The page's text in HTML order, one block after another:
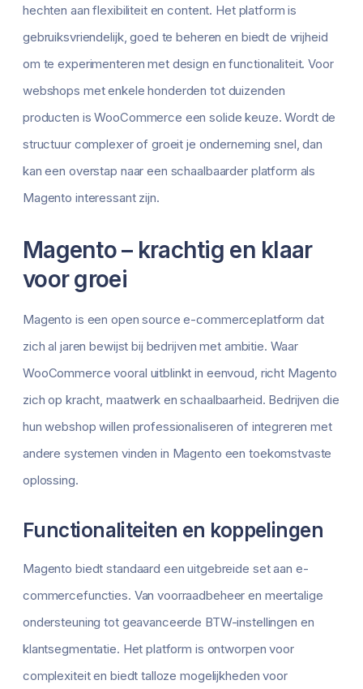
hechten aan flexibiliteit en content. Het platform is
gebruiksvriendelijk, goed te beheren en biedt de vrijheid
om te experimenteren met design en functionaliteit. Voor
webshops met enkele honderden tot duizenden
producten is WooCommerce een solide keuze. Wordt de
structuur complexer of groeit je onderneming snel, dan
kan een overstap naar een schaalbaarder platform als
Magento interessant zijn.
Magento – krachtig en klaar
voor groei
Magento is een open source e-commerceplatform dat
zich al jaren bewijst bij bedrijven met ambitie. Waar
WooCommerce vooral uitblinkt in eenvoud, richt Magento
zich op kracht, maatwerk en schaalbaarheid. Bedrijven die
hun webshop willen professionaliseren of integreren met
andere systemen vinden in Magento een toekomstvaste
oplossing.
Functionaliteiten en koppelingen
Magento biedt standaard een uitgebreide set aan e-
commercefuncties. Van voorraadbeheer en meertalige
ondersteuning tot geavanceerde BTW-instellingen en
klantsegmentatie. Het platform is ontworpen voor
complexiteit en biedt talloze mogelijkheden voor